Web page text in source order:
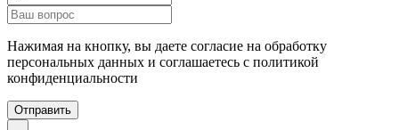
Нажимая на кнопку, вы даете согласие на обработку
персональных данных и соглашаетесь c политикой
конфиденциальности
Отправить